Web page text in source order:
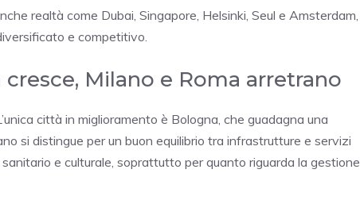
realtà come Dubai, Singapore, Helsinki, Seul e Amsterdam,
e competitivo.
Milano e Roma arretrano
città in miglioramento è Bologna, che guadagna una
si distingue per un buon equilibrio tra infrastrutture e servizi
e culturale, soprattutto per quanto riguarda la gestione